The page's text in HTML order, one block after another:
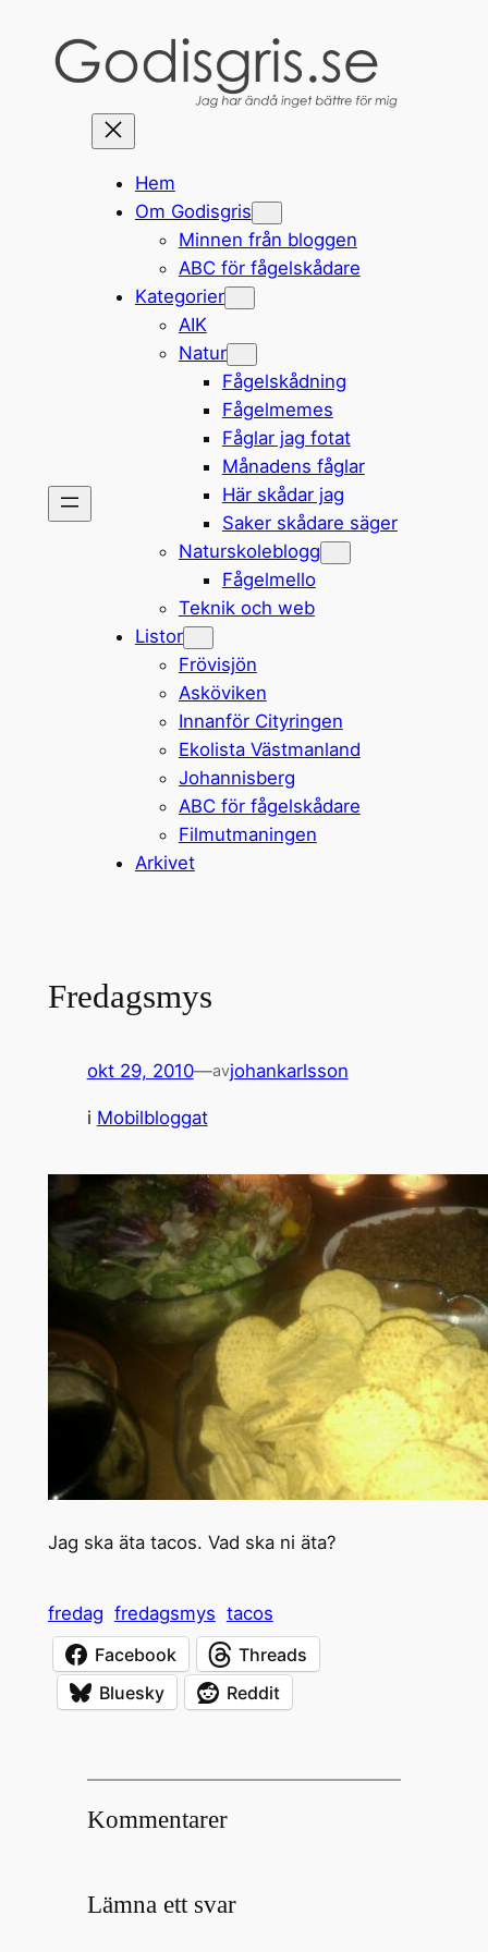
innehåll
Hem
Om Godisgris
Minnen från bloggen
ABC för fågelskådare
Kategorier
AIK
Natur
Fågelskådning
Fågelmemes
Fåglar jag fotat
Månadens fåglar
Här skådar jag
Saker skådare säger
Naturskoleblogg
Fågelmello
Teknik och web
Listor
Frövisjön
Asköviken
Innanför Cityringen
Ekolista Västmanland
Johannisberg
ABC för fågelskådare
Filmutmaningen
Arkivet
Fredagsmys
okt 29, 2010—avjohankarlsson
i Mobilbloggat
Jag ska äta tacos. Vad ska ni äta?
fredag fredagsmys tacos
Facebook
Threads
Bluesky
Reddit
Kommentarer
Lämna ett svar